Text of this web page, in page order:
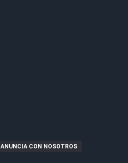
ANUNCIA CON NOSOTROS